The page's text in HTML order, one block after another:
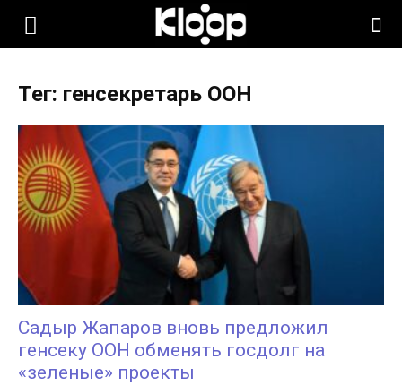
KLOOP.KG
Новости
Тег: генсекретарь ООН
Садыр Жапаров вновь предложил
генсеку ООН обменять госдолг на
«зеленые» проекты